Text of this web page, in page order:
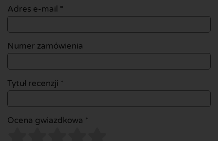
Adres e-mail *
Numer zamówienia
Tytuł recenzji *
Ocena gwiazdkowa *